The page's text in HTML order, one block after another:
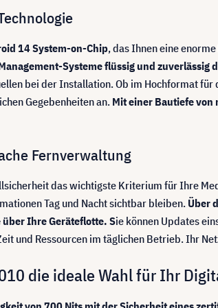
14 System-on-Chip, das Ihnen eine
Systeme flüssig und zuverlässig
bei der Installation. Ob im Hochformat
Gegebenheiten an. Mit einer Bautiefe von
Fernverwaltung
das wichtigste Kriterium für Ihre
Tag und Nacht sichtbar bleiben. Über
Ihre Geräteflotte. Sie können Updates
und Ressourcen im täglichen Betrieb. Ihr
die ideale Wahl für Ihr